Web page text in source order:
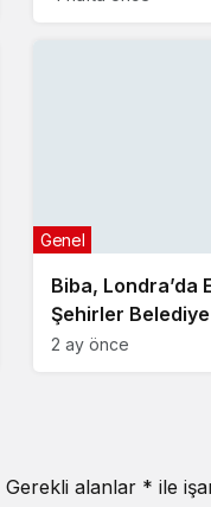
Biba, Londra’da
Şehirler
Toplantısı’na
Genel
2 ay önce
Gerekli alanlar * ile